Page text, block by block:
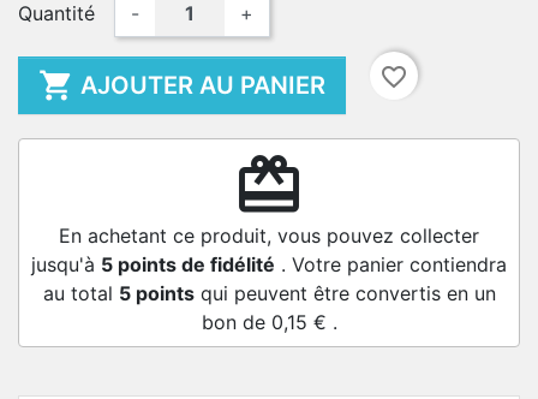
Quantité - +
 AJOUTER AU PANIER favorite_border
redeem
En achetant ce produit, vous pouvez collecter
jusqu'à 5 points de fidélité . Votre panier contiendra
au total 5pointsqui peuvent être convertis en un
bon de 0,15 € .